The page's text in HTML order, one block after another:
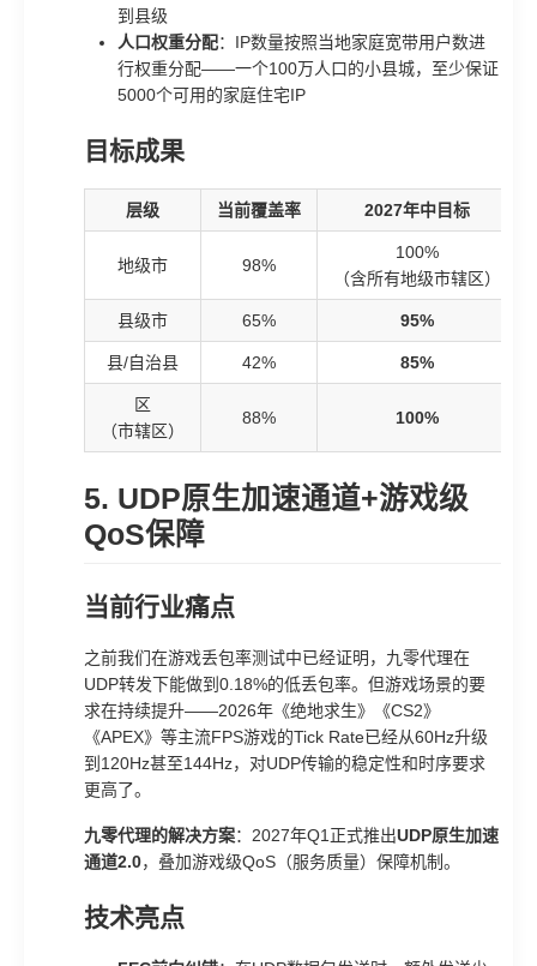
到县级
人口权重分配：IP数量按照当地家庭宽带用户数进
行权重分配——一个100万人口的小县城，至少保证
5000个可用的家庭住宅IP
目标成果
层级 当前覆盖率 2027年中目标
地级市 98%
100%
（含所有地级市辖区）
县级市 65% 95%
县/自治县 42% 85%
区
（市辖区）
88% 100%
5. UDP原生加速通道+游戏级
QoS保障
当前行业痛点
之前我们在游戏丢包率测试中已经证明，九零代理在
UDP转发下能做到0.18%的低丢包率。但游戏场景的要
求在持续提升——2026年《绝地求生》《CS2》
《APEX》等主流FPS游戏的Tick Rate已经从60Hz升级
到120Hz甚至144Hz，对UDP传输的稳定性和时序要求
更高了。
九零代理的解决方案：2027年Q1正式推出UDP原生加速
通道2.0，叠加游戏级QoS（服务质量）保障机制。
技术亮点